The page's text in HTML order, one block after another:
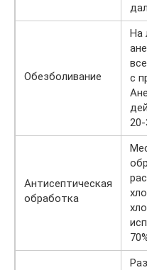
Обезболивание
На
с
20-
Антисептическая
обработка